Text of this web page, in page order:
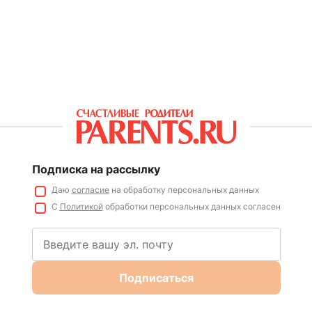
Подписка на рассылку
Даю согласиена обработку персональных данных
С Политикойобработки персональных данных согласен
Подписаться